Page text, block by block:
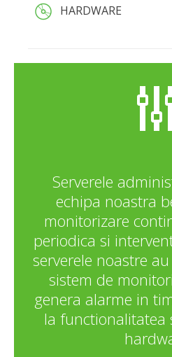
HARDWARE
Serverele
echipa noastra
monitorizare
periodica si
serverele noastre
sistem de
genera alarme in
la functionalitatea